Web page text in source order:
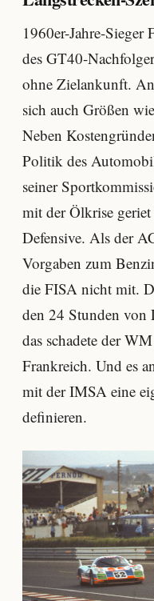
1960er-Jahre-
des GT40-
ohne Zielankunft.
sich auch Größen
Neben
Politik des
seiner
mit der Ölkrise
Defensive. Als der
Vorgaben zum
die FISA nicht mit.
den 24 Stunden von
das schadete der
Frankreich. Und es
mit der IMSA eine
definieren.